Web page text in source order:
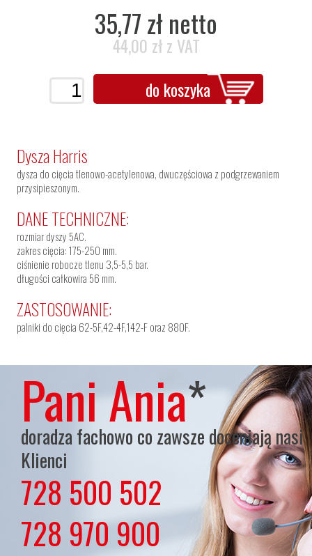
35,77 zł netto
44,00 zł z VAT
do koszyka
Dysza Harris
dysza do cięcia tlenowo-acetylenowa, dwuczęściowa z podgrzewaniem
przysipieszonym.
DANE TECHNICZNE:
rozmiar dyszy 5AC.
zakres cięcia: 175-250 mm.
ciśnienie robocze tlenu 3,5-5,5 bar.
długości całkowira 56 mm.
ZASTOSOWANIE:
palniki do cięcia 62-5F,42-4F,142-F oraz 880F.
Pani Ania*
doradza fachowo co zawsze doceniają nasi
Klienci
728 500 502
lub
728 970 900